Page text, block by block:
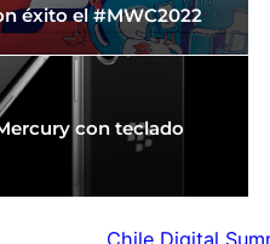
éxito el #MWC2022
con teclado